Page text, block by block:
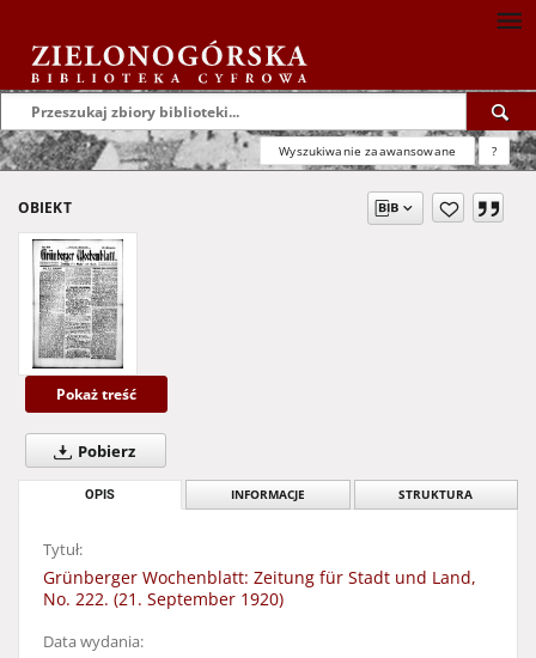
Wyszukiwanie zaawansowane ?
OBIEKT
Pokaż treść
Pobierz
OPIS INFORMACJE STRUKTURA
Tytuł:
Grünberger Wochenblatt: Zeitung für Stadt und Land,
No. 222. (21. September 1920)
Data wydania: